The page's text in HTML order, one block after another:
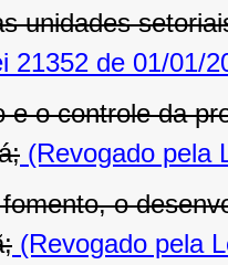
unidades
21352 de 01/01/
e o controle da
(Revogado pela
o
(Revogado pela